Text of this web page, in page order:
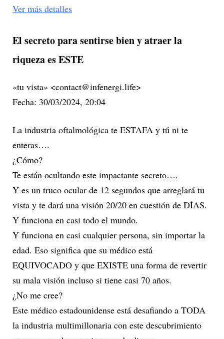
Ver más detalles
El secreto para sentirse bien y atraer la
riqueza es ESTE
«tu vista» <contact@infenergi.life>
Fecha: 30/03/2024, 20:04
La industria oftalmológica te ESTAFA y tú ni te
enteras….
¿Cómo?
Te están ocultando este impactante secreto….
Y es un truco ocular de 12 segundos que arreglará tu
vista y te dará una visión 20/20 en cuestión de DÍAS.
Y funciona en casi todo el mundo.
Y funciona en casi cualquier persona, sin importar la
edad. Eso significa que su médico está
EQUIVOCADO y que EXISTE una forma de revertir
su mala visión incluso si tiene casi 70 años.
¿No me cree?
Este médico estadounidense está desafiando a TODA
la industria multimillonaria con este descubrimiento